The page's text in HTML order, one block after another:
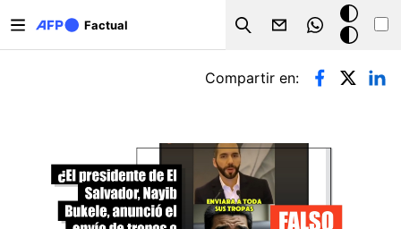
Factual
Search
Modo
oscuro
Solapas principales
Compartir en: